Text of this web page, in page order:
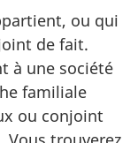
ou qui
de fait.
à une société
familiale
ou conjoint